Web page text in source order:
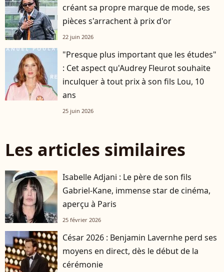
créant sa propre marque de mode, ses
pièces s'arrachent à prix d'or
22 juin 2026
"Presque plus important que les études"
: Cet aspect qu'Audrey Fleurot souhaite
inculquer à tout prix à son fils Lou, 10
ans
25 juin 2026
Les articles similaires
Isabelle Adjani : Le père de son fils
Gabriel-Kane, immense star de cinéma,
aperçu à Paris
25 février 2026
César 2026 : Benjamin Lavernhe perd ses
moyens en direct, dès le début de la
cérémonie